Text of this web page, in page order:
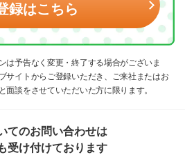
録はこちら
予告なく変更・終了する場合がございま
サイトからご登録いただき、ご来社またはお
面談をさせていただいた方に限ります。
てのお問い合わせは
受け付けております